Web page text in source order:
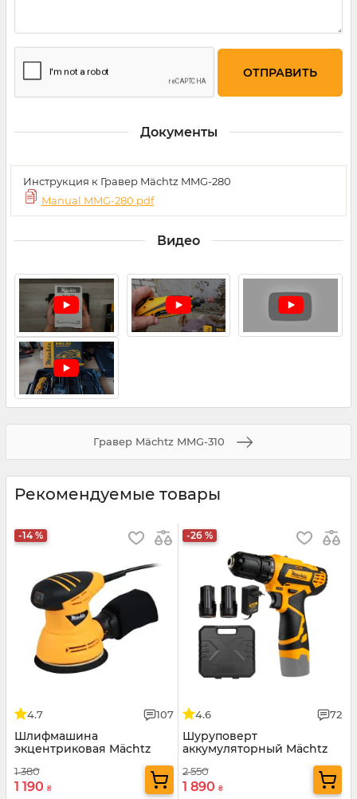
Документы
Инструкция к Гравер Mächtz MMG-280
Manual MMG-280.pdf
Видео
Гравер Mächtz MMG-310
Рекомендуемые товары
-14 %
4.7 107
Шлифмашина
экцентриковая Mächtz
1 380
1 190 ₴
-26 %
4.6 72
Шуруповерт
аккумуляторный Mächtz
2 550
1 890 ₴